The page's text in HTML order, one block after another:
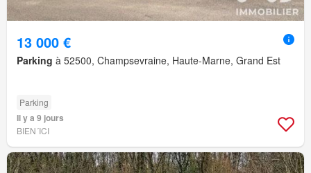
13 000 €
Parking à 52500, Champsevraine, Haute-Marne, Grand Est
Parking
Il y a 9 jours
BIEN´ICI